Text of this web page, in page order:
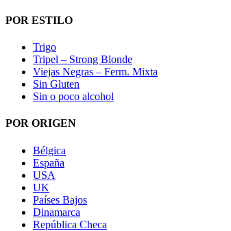
POR ESTILO
Trigo
Tripel – Strong Blonde
Viejas Negras – Ferm. Mixta
Sin Gluten
Sin o poco alcohol
POR ORIGEN
Bélgica
España
USA
UK
Países Bajos
Dinamarca
República Checa